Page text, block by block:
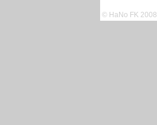
© HaNo FK 2008